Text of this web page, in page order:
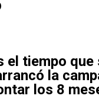
el tiempo
la
los 8